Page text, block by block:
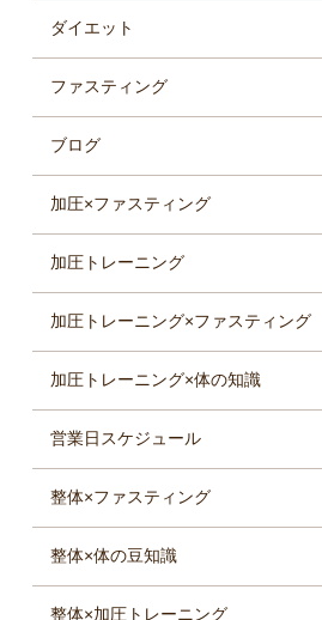
ダイエット
ファスティング
ブログ
加圧×ファスティング
加圧トレーニング
加圧トレーニング×ファスティング
加圧トレーニング×体の知識
営業日スケジュール
整体×ファスティング
整体×体の豆知識
整体×加圧トレーニング